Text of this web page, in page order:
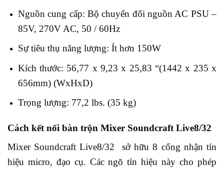
Nguồn cung cấp: Bộ chuyển đổi nguồn AC PSU –
85V, 270V AC, 50 / 60Hz
Sự tiêu thụ năng lượng: Ít hơn 150W
Kích thước: 56,77 x 9,23 x 25,83 “(1442 x 235 x
656mm) (WxHxD)
Trọng lượng: 77,2 lbs. (35 kg)
Cách kết nối bàn trộn Mixer Soundcraft Live8/32
Mixer Soundcraft Live8/32 sở hữu 8 cổng nhận tín
hiệu micro, đạo cụ. Các ngõ tín hiệu này cho phép